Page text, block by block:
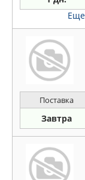
Поставка
Завтра